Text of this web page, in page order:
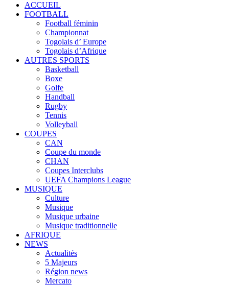
ACCUEIL
FOOTBALL
Football féminin
Championnat
Togolais d’ Europe
Togolais d’Afrique
AUTRES SPORTS
Basketball
Boxe
Golfe
Handball
Rugby
Tennis
Volleyball
COUPES
CAN
Coupe du monde
CHAN
Coupes Interclubs
UEFA Champions League
MUSIQUE
Culture
Musique
Musique urbaine
Musique traditionnelle
AFRIQUE
NEWS
Actualités
5 Majeurs
Région news
Mercato